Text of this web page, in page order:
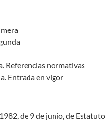
Referencias normativas
Entrada en vigor
de 9 de junio, de Estatuto